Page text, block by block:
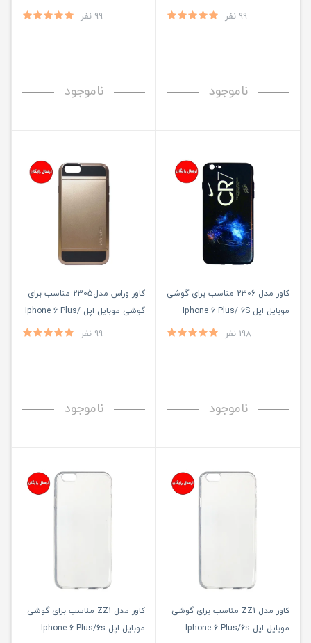
99 نفر
ناموجود
Plus/ 6S Plus
99 نفر
ناموجود
کاور مدل 2306 مناسب برای گوشی
موبایل اپل Iphone 6 Plus/ 6S
198 نفر
ناموجود
کاور وراس مدل2305 مناسب برای
گوشی موبایل اپل Iphone 6 Plus/
99 نفر
ناموجود
کاور مدل ZZ1 مناسب برای گوشی
موبایل اپل Iphone 6 Plus/6s
کاور مدل ZZ1 مناسب برای گوشی
موبایل اپل Iphone 6 Plus/6s